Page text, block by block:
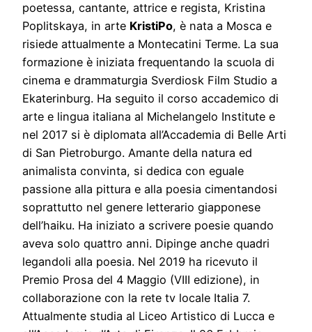
poetessa, cantante, attrice e regista, Kristina
Poplitskaya, in arte KristiPo, è nata a Mosca e
risiede attualmente a Montecatini Terme. La sua
formazione è iniziata frequentando la scuola di
cinema e drammaturgia Sverdiosk Film Studio a
Ekaterinburg. Ha seguito il corso accademico di
arte e lingua italiana al Michelangelo Institute e
nel 2017 si è diplomata all’Accademia di Belle Arti
di San Pietroburgo. Amante della natura ed
animalista convinta, si dedica con eguale
passione alla pittura e alla poesia cimentandosi
soprattutto nel genere letterario giapponese
dell’haiku. Ha iniziato a scrivere poesie quando
aveva solo quattro anni. Dipinge anche quadri
legandoli alla poesia. Nel 2019 ha ricevuto il
Premio Prosa del 4 Maggio (VIII edizione), in
collaborazione con la rete tv locale Italia 7.
Attualmente studia al Liceo Artistico di Lucca e